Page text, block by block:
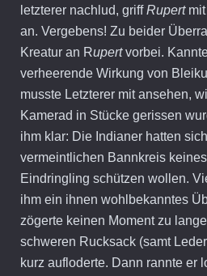
letzterer nachlud, griffRupertmit
an. Vergebens! Zu beider
Kreatur an Rupertvorbei.
verheerende Wirkung von
musste Letzterer mit ansehen,
Kamerad in Stücke gerissen
ihm klar: Die Indianer hatten
vermeintlichen Bannkreis
Eindringling schützen wollen.
ihm ein ihnen wohlbekanntes
zögerte keinen Moment zu
schweren Rucksack (samt
kurz aufloderte. Dann rannte er